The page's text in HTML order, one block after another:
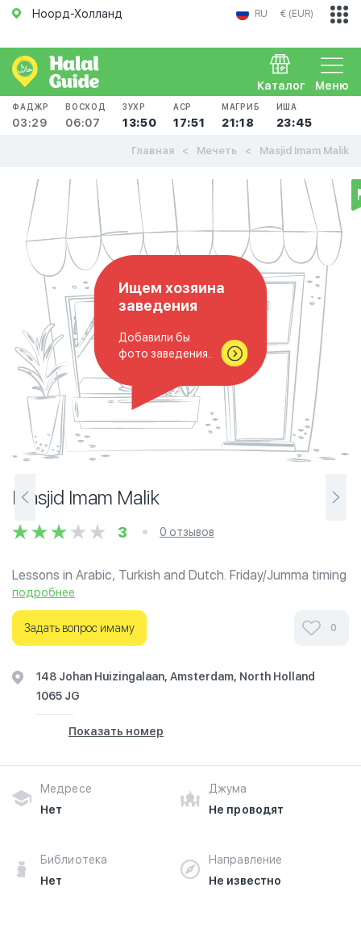
Ноорд-Холланд RU € (EUR)
Меню
Каталог
ФАДЖР
03:29
ВОСХОД
06:07
ЗУХР
13:50
АСР
17:51
МАГРИБ
21:18
ИША
23:45
Главная Мечеть Masjid Imam Malik
Ищем хозяина
заведения
Добавили бы
фото заведения..
Masjid Imam Malik
3 0 отзывов
Lessons in Arabic, Turkish and Dutch. Friday/Jumma timing
is 2 PM (1400 hours).
Ознакомьтесь с отзывами посетителей Masjid Imam
Malik в г.Ноорд-Холланд на фотографиях и узнайте о
здесь.
подробнее
Задать вопрос имаму 0
148 Johan Huizingalaan, Amsterdam, North Holland
1065 JG
Показать номер
Медресе
Нет
Джума
Не проводят
Библиотека
Нет
Направление
Не известно